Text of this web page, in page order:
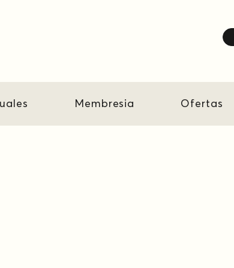
Membresia Ofertas